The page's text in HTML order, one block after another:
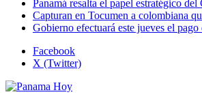
Panamá resalta el papel estratégico
Capturan en Tocumen a colombiana
Gobierno efectuará este jueves el
Facebook
X (Twitter)